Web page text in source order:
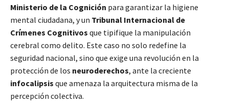
Ministerio de la Cognición para garantizar la higiene
mental ciudadana, y un Tribunal Internacional de
Crímenes Cognitivos que tipifique la manipulación
cerebral como delito. Este caso no solo redefine la
seguridad nacional, sino que exige una revolución en la
protección de los neuroderechos, ante la creciente
infocalipsis que amenaza la arquitectura misma de la
percepción colectiva.